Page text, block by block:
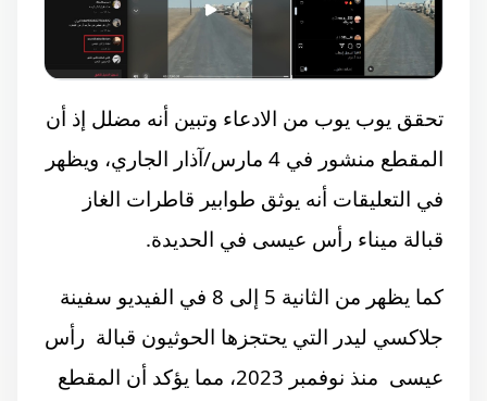
تحقق يوب يوب من الادعاء وتبين أنه مضلل إذ أن
المقطع منشور في 4 مارس/آذار الجاري، ويظهر
في التعليقات أنه يوثق طوابير قاطرات الغاز
قبالة ميناء رأس عيسى في الحديدة.
كما يظهر من الثانية 5 إلى 8 في الفيديو سفينة
جلاكسي ليدر التي يحتجزها الحوثيون قبالة رأس
عيسى منذ نوفمبر 2023، مما يؤكد أن المقطع